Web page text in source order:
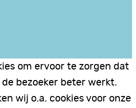
om ervoor te zorgen dat
bezoeker beter werkt.
wij o.a. cookies voor onze